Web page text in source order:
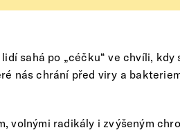
sahá po „céčku“ ve chvíli,
nás chrání před viry a
volnými radikály i zvýšeným